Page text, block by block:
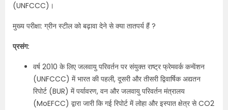
(UNFCCC)।
मुख्य परीक्षा: ग्रीन स्टील को बढ़ावा देने से क्या तातपर्य हैं ?
प्रसंग:
वर्ष 2010 के लिए जलवायु परिवर्तन पर संयुक्त राष्ट्र फ्रेमवर्क कन्वेंशन
(UNFCCC) में भारत की पहली, दूसरी और तीसरी द्विवार्षिक अद्यतन
रिपोर्ट (BUR) में पर्यावरण, वन और जलवायु परिवर्तन मंत्रालय
(MoEFCC) द्वारा जारी कि गई रिपोर्ट में लोहा और इस्पात क्षेत्र से CO2